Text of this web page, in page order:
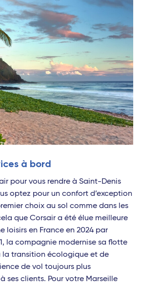
à bord
pour vous rendre à Saint-Denis
optez pour un confort d’exception
choix au sol comme dans les
que Corsair a été élue meilleure
loisirs en France en 2024 par
la compagnie modernise sa flotte
la transition écologique et de
de vol toujours plus
ses clients. Pour votre Marseille